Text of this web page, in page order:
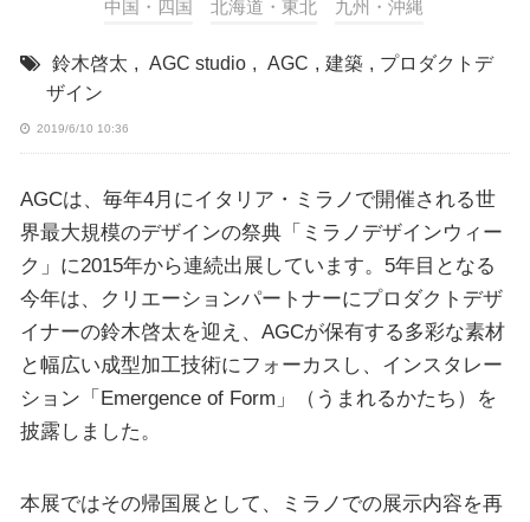
中国・四国 北海道・東北 九州・沖縄
鈴木啓太 , AGC studio , AGC , 建築 , プロダクトデ
ザイン
2019/6/10 10:36
AGCは、毎年4月にイタリア・ミラノで開催される世
界最大規模のデザインの祭典「ミラノデザインウィー
ク」に2015年から連続出展しています。5年目となる
今年は、クリエーションパートナーにプロダクトデザ
イナーの鈴木啓太を迎え、AGCが保有する多彩な素材
と幅広い成型加工技術にフォーカスし、インスタレー
ション「Emergence of Form」（うまれるかたち）を
披露しました。
本展ではその帰国展として、ミラノでの展示内容を再